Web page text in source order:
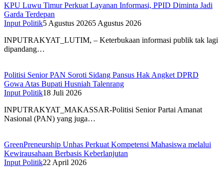
KPU Luwu Timur Perkuat Layanan Informasi, PPID Diminta Jadi
Garda Terdepan
Input Politik5 Agustus 20265 Agustus 2026
INPUTRAKYAT_LUTIM, – Keterbukaan informasi publik tak lagi
dipandang…
Politisi Senior PAN Soroti Sidang Pansus Hak Angket DPRD
Gowa Atas Bupati Husniah Talenrang
Input Politik18 Juli 2026
INPUTRAKYAT_MAKASSAR-Politisi Senior Partai Amanat
Nasional (PAN) yang juga…
GreenPreneurship Unhas Perkuat Kompetensi Mahasiswa melalui
Kewirausahaan Berbasis Keberlanjutan
Input Politik22 April 2026